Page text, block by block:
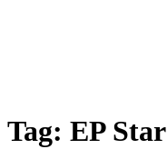
Tag: EP Star